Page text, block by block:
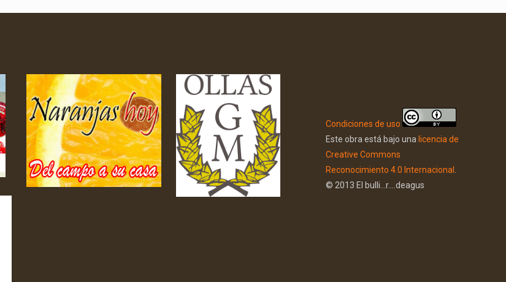
Condiciones de uso
Este obra está bajo una licencia de
Creative Commons
Reconocimiento 4.0 Internacional .
© 2013 El bulli...r....deagus